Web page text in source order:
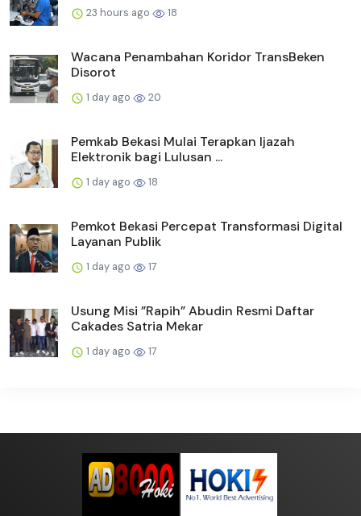
23 hours ago 18
Wacana Penambahan Koridor TransBeken
Disorot
1 day ago 20
Pemkab Bekasi Mulai Terapkan Ijazah
Elektronik bagi Lulusan ...
1 day ago 18
Pemkot Bekasi Percepat Transformasi Digital
Layanan Publik
1 day ago 17
Usung Misi ”Rapih” Abudin Resmi Daftar
Cakades Satria Mekar
1 day ago 17